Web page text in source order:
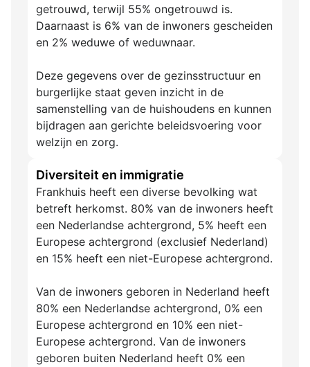
getrouwd, terwijl 55% ongetrouwd is.
Daarnaast is 6% van de inwoners gescheiden
en 2% weduwe of weduwnaar.
Deze gegevens over de gezinsstructuur en
burgerlijke staat geven inzicht in de
samenstelling van de huishoudens en kunnen
bijdragen aan gerichte beleidsvoering voor
welzijn en zorg.
Diversiteit en immigratie
Frankhuis heeft een diverse bevolking wat
betreft herkomst. 80% van de inwoners heeft
een Nederlandse achtergrond, 5% heeft een
Europese achtergrond (exclusief Nederland)
en 15% heeft een niet-Europese achtergrond.
Van de inwoners geboren in Nederland heeft
80% een Nederlandse achtergrond, 0% een
Europese achtergrond en 10% een niet-
Europese achtergrond. Van de inwoners
geboren buiten Nederland heeft 0% een